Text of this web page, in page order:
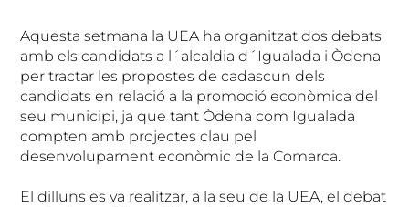
Aquesta setmana la UEA ha organitzat dos debats
amb els candidats a l´alcaldia d´Igualada i Òdena
per tractar les propostes de cadascun dels
candidats en relació a la promoció econòmica del
seu municipi, ja que tant Òdena com Igualada
compten amb projectes clau pel
desenvolupament econòmic de la Comarca.
El dilluns es va realitzar, a la seu de la UEA, el debat